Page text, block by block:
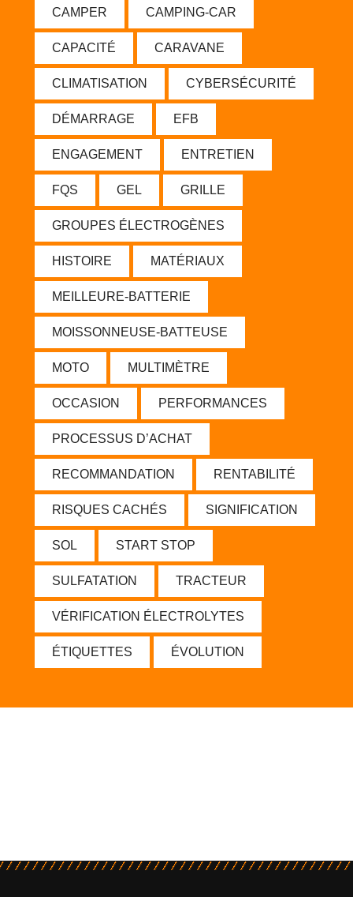
CAMPER CAMPING-CAR
CAPACITÉ CARAVANE
CLIMATISATION CYBERSÉCURITÉ
DÉMARRAGE EFB
ENGAGEMENT ENTRETIEN
FQS GEL GRILLE
GROUPES ÉLECTROGÈNES
HISTOIRE MATÉRIAUX
MEILLEURE-BATTERIE
MOISSONNEUSE-BATTEUSE
MOTO MULTIMÈTRE
OCCASION PERFORMANCES
PROCESSUS D’ACHAT
RECOMMANDATION RENTABILITÉ
RISQUES CACHÉS SIGNIFICATION
SOL START STOP
SULFATATION TRACTEUR
VÉRIFICATION ÉLECTROLYTES
ÉTIQUETTES ÉVOLUTION